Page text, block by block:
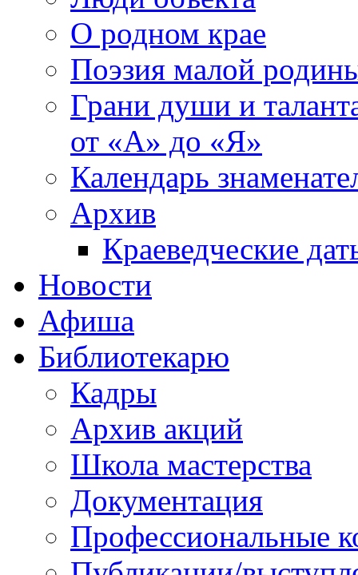
О родном крае
Поэзия малой
Грани души и
от «А» до «Я»
Календарь
Архив
Краеведческие
Новости
Афиша
Библиотекарю
Кадры
Архив акций
Школа мастерства
Документация
Профессиональные